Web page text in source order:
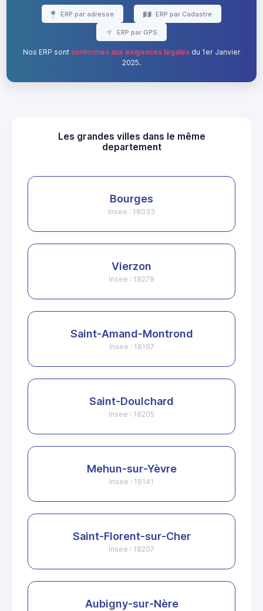
ERP par adresse ERP par Cadastre
ERP par GPS
Nos ERP sont conformes aux exigences légalesdu 1er Janvier
2025.
Les grandes villes dans le même
departement
Bourges
Insee : 18033
Vierzon
Insee : 18279
Saint-Amand-Montrond
Insee : 18197
Saint-Doulchard
Insee : 18205
Mehun-sur-Yèvre
Insee : 18141
Saint-Florent-sur-Cher
Insee : 18207
Aubigny-sur-Nère